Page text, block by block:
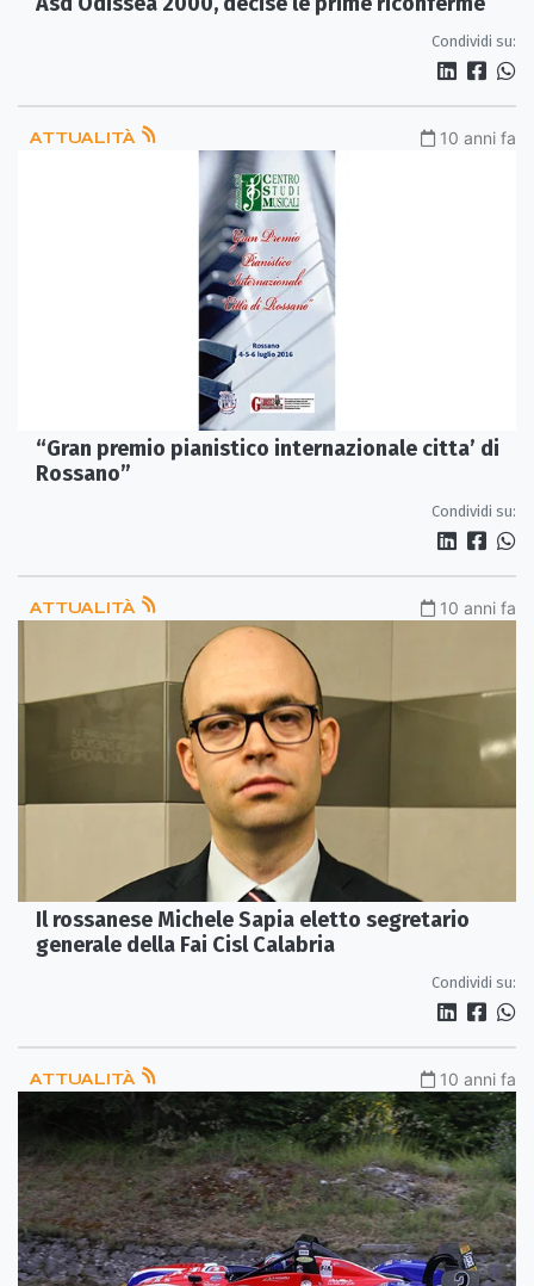
Condividi su:
ATTUALITÀ 10 anni fa
“Gran premio pianistico internazionale citta’ di
Rossano”
Condividi su:
ATTUALITÀ 10 anni fa
Il rossanese Michele Sapia eletto segretario
generale della Fai Cisl Calabria
Condividi su:
ATTUALITÀ 10 anni fa